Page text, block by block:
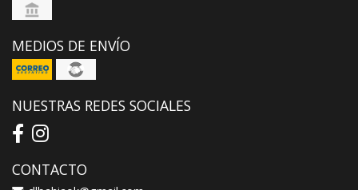
MEDIOS DE ENVÍO
NUESTRAS REDES SOCIALES
CONTACTO